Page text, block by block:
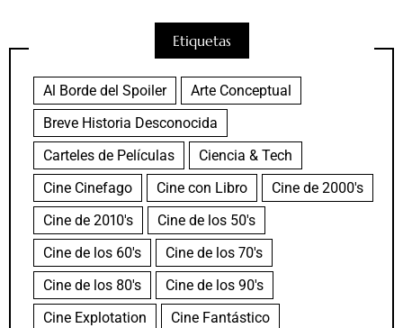
Etiquetas
Al Borde del Spoiler
Arte Conceptual
Breve Historia Desconocida
Carteles de Películas
Ciencia & Tech
Cine Cinefago
Cine con Libro
Cine de 2000's
Cine de 2010's
Cine de los 50's
Cine de los 60's
Cine de los 70's
Cine de los 80's
Cine de los 90's
Cine Explotation
Cine Fantástico